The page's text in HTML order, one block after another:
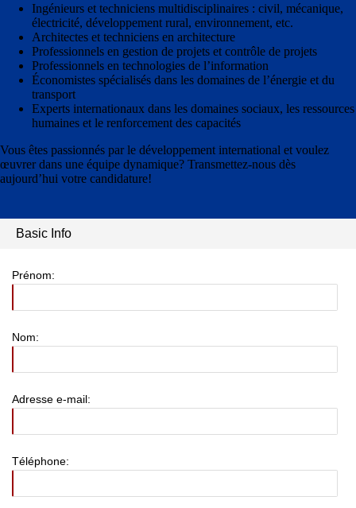
Ingénieurs et techniciens multidisciplinaires : civil, mécanique,
électricité, développement rural, environnement, etc.
Architectes et techniciens en architecture
Professionnels en gestion de projets et contrôle de projets
Professionnels en technologies de l’information
Économistes spécialisés dans les domaines de l’énergie et du
transport
Experts internationaux dans les domaines sociaux, les ressources
humaines et le renforcement des capacités
Vous êtes passionnés par le développement international et voulez
œuvrer dans une équipe dynamique? Transmettez-nous dès
aujourd’hui votre candidature!